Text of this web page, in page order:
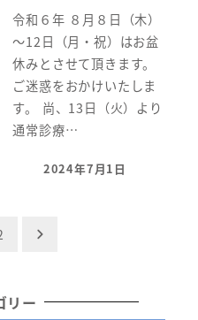
令和６年 ８月８日（木）
～12日（月・祝）はお盆
休みとさせて頂きます。
ご迷惑をおかけいたしま
す。 尚、13日（火）より
通常診療…
投稿日
2024年7月1日
リー